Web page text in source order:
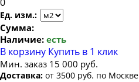
Ед. изм.:
Сумма:
Наличие: есть
В корзину Купить в 1 клик
Мин. заказ 15 000 руб.
Доставка: от 3500 руб. по Москве